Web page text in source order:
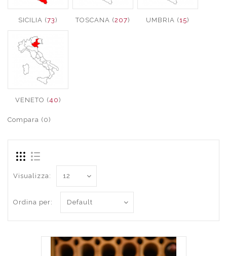
SICILIA (73) TOSCANA (207) UMBRIA (15)
VENETO (40)
Compara (0)
Visualizza:
Ordina per: